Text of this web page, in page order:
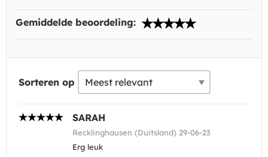
Gemiddelde beoordeling:
Sorteren op
SARAH
Recklinghausen (Duitsland) 29-06-23
Erg leuk